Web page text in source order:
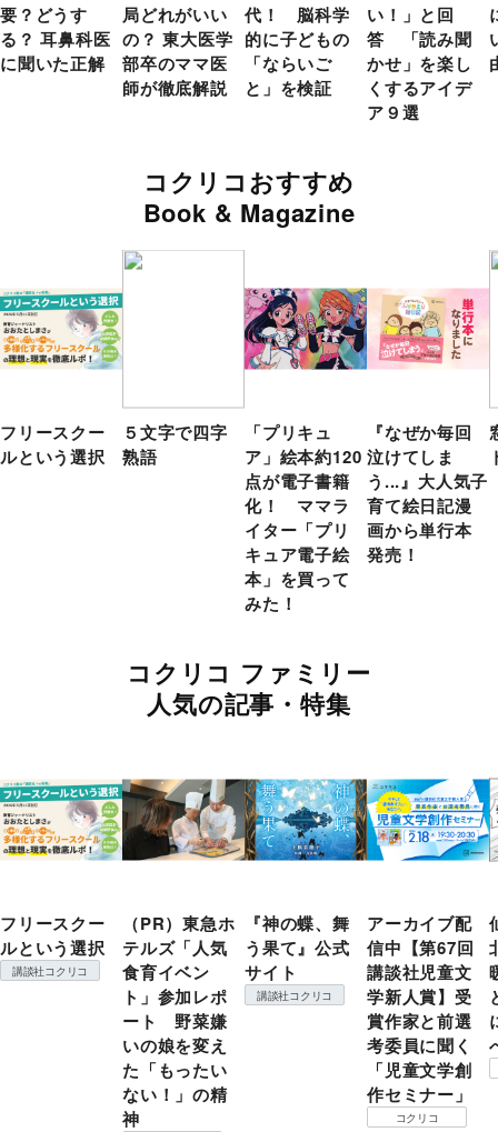
要？どうす
る？ 耳鼻科医
に聞いた正解
局どれがいい
の？ 東大医学
部卒のママ医
師が徹底解説
代！ 脳科学
的に子どもの
「ならいご
と」を検証
い！」と回
答 「読み聞
かせ」を楽し
くするアイデ
ア９選
コクリコおすすめ
Book & Magazine
フリースクー
ルという選択
５文字で四字
熟語
「プリキュ
ア」絵本約120
点が電子書籍
化！ ママラ
イター「プリ
キュア電子絵
本」を買って
みた！
『なぜか毎回
泣けてしま
う...』大人気子
育て絵日記漫
画から単行本
発売！
コクリコ ファミリー
人気の記事・特集
フリースクー
ルという選択
講談社コクリコ
（PR）東急ホ
テルズ「人気
食育イベン
ト」参加レポ
ート 野菜嫌
いの娘を変え
た「もったい
ない！」の精
神
『神の蝶、舞
う果て』公式
サイト
講談社コクリコ
アーカイブ配
信中【第67回
講談社児童文
学新人賞】受
賞作家と前選
考委員に聞く
「児童文学創
作セミナー」
コクリコ